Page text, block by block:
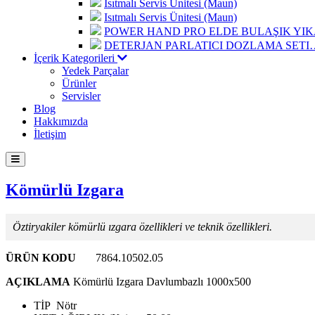
Isıtmalı Servis Ünitesi (Maun)
Isıtmalı Servis Ünitesi (Maun)
POWER HAND PRO ELDE BULAŞIK
DETERJAN PARLATICI DOZLAMA
İçerik Kategorileri
Yedek Parçalar
Ürünler
Servisler
Blog
Hakkımızda
İletişim
Kömürlü Izgara
Öztiryakiler kömürlü ızgara özellikleri ve teknik özellikleri.
ÜRÜN KODU
7864.10502.05
AÇIKLAMA Kömürlü Izgara Davlumbazlı 1000x500
TİP Nötr